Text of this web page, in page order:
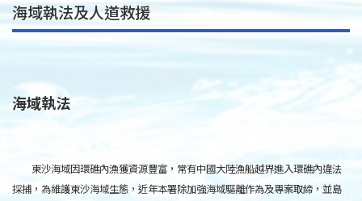
海域執法及人道救援
海域執法
東沙海域因環礁內漁獲資源豐富，常有中國大陸漁船越界進入環礁內違法
採捕，為維護東沙海域生態，近年本署除加強海域驅離作為及專案取締，並島